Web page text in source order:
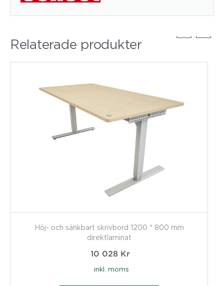
Relaterade produkter
Höj- och sänkbart skrivbord 1200 * 800 mm
direktlaminat
10 028 Kr
inkl. moms